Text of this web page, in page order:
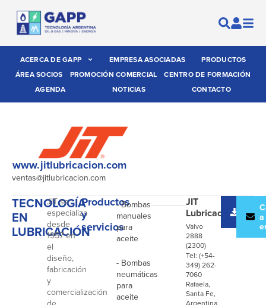
ACERCA DE GAPP EMPRESA ASOCIADAS
PRODUCTOS
ÁREA SOCIOS
PROMOCIÓN COMERCIAL
CENTRO DE FORMACIÓN
AGENDA
NOTICIAS CONTACTO
www.jitlubricacion.com
ventas@jitlubricacion.com
TECNOLOGÍA
EN
LUBRICACIÓN
JIT se
especializa
desde
1957 en
el
diseño,
fabricación
y
comercialización
Productos
y
servicios
- Bombas
manuales
para
aceite
- Bombas
neumáticas
para
aceite
JIT
Lubricación
Valvo
2888
(2300)
Tel: (+54-
349) 262-
7060
Rafaela,
Santa Fe,
Argentina.